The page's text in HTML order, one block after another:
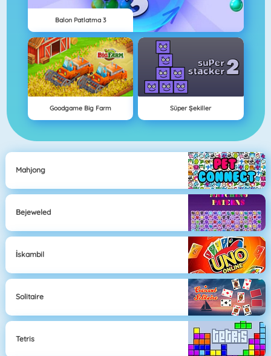
Balon Patlatma 3
Goodgame Big Farm Süper Şekiller
Mahjong
Bejeweled
İskambil
Solitaire
Tetris